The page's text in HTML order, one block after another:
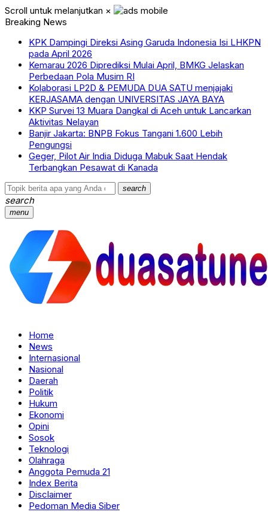
Scroll untuk melanjutkan ×
Breaking News
KPK Dampingi Direksi Asing Garuda Indonesia Isi LHKPN
pada April 2026
Kemarau 2026 Diprediksi Mulai April, BMKG Jelaskan
Perbedaan Pola Musim RI
Kolaborasi LP2D & PEMUDA DUA SATU menjajaki
KERJASAMA dengan UNIVERSITAS JAYA BAYA
KKP Survei 13 Muara Dangkal di Aceh untuk Lancarkan
Aktivitas Nelayan
Banjir Jakarta: BNPB Fokus Tangani 1.600 Lebih
Pengungsi
Geger, Pilot Air India Diduga Mabuk Saat Hendak
Terbangkan Pesawat di Kanada
search
search
menu
Home
News
Internasional
Nasional
Daerah
Politik
Hukum
Ekonomi
Opini
Sosok
Teknologi
Olahraga
Anggota Pemuda 21
Index Berita
Disclaimer
Pedoman Media Siber